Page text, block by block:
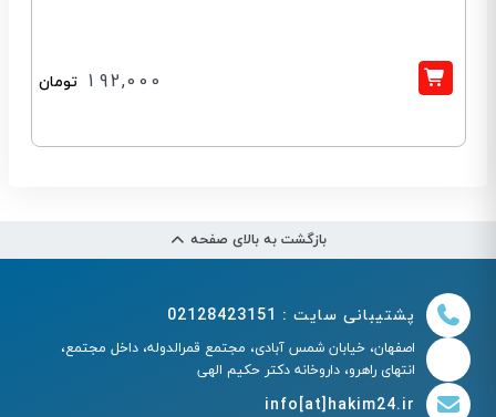
192,000 تومان
بازگشت به بالای صفحه
پشتیبانی سایت : 02128423151
اصفهان، خیابان شمس آبادی، مجتمع قمرالدوله، داخل مجتمع،
انتهای راهرو، داروخانه دکتر حکیم الهی
info[at]hakim24.ir